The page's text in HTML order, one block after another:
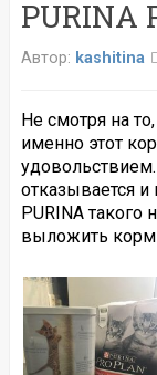
PURINA
Автор: kashitina
Не смотря на
именно этот
отказывается
PURINA
выложить корм